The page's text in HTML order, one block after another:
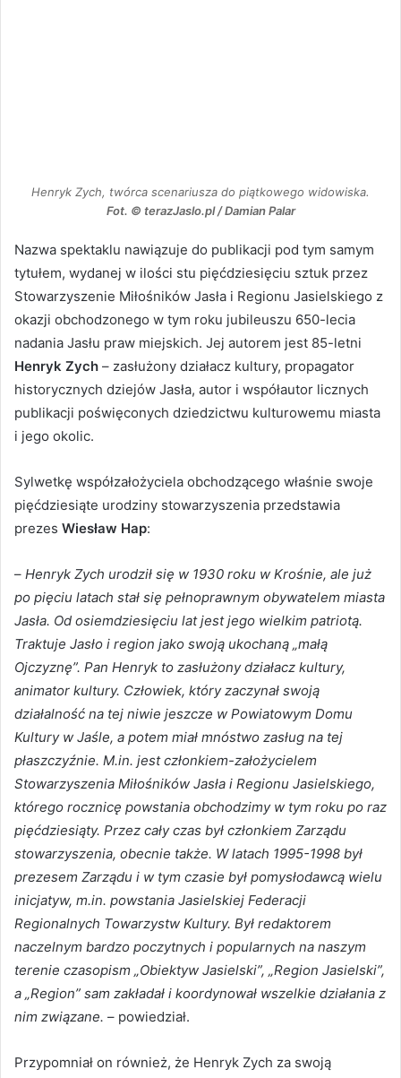
Henryk Zych, twórca scenariusza do piątkowego widowiska.
Fot. © terazJaslo.pl / Damian Palar
Nazwa spektaklu nawiązuje do publikacji pod tym samym
tytułem, wydanej w ilości stu pięćdziesięciu sztuk przez
Stowarzyszenie Miłośników Jasła i Regionu Jasielskiego z
okazji obchodzonego w tym roku jubileuszu 650-lecia
nadania Jasłu praw miejskich. Jej autorem jest 85-letni
Henryk Zych – zasłużony działacz kultury, propagator
historycznych dziejów Jasła, autor i współautor licznych
publikacji poświęconych dziedzictwu kulturowemu miasta
i jego okolic.
Sylwetkę współzałożyciela obchodzącego właśnie swoje
pięćdziesiąte urodziny stowarzyszenia przedstawia
prezes Wiesław Hap:
– Henryk Zych urodził się w 1930 roku w Krośnie, ale już
po pięciu latach stał się pełnoprawnym obywatelem miasta
Jasła. Od osiemdziesięciu lat jest jego wielkim patriotą.
Traktuje Jasło i region jako swoją ukochaną „małą
Ojczyznę”. Pan Henryk to zasłużony działacz kultury,
animator kultury. Człowiek, który zaczynał swoją
działalność na tej niwie jeszcze w Powiatowym Domu
Kultury w Jaśle, a potem miał mnóstwo zasług na tej
płaszczyźnie. M.in. jest członkiem-założycielem
Stowarzyszenia Miłośników Jasła i Regionu Jasielskiego,
którego rocznicę powstania obchodzimy w tym roku po raz
pięćdziesiąty. Przez cały czas był członkiem Zarządu
stowarzyszenia, obecnie także. W latach 1995-1998 był
prezesem Zarządu i w tym czasie był pomysłodawcą wielu
inicjatyw, m.in. powstania Jasielskiej Federacji
Regionalnych Towarzystw Kultury. Był redaktorem
naczelnym bardzo poczytnych i popularnych na naszym
terenie czasopism „Obiektyw Jasielski”, „Region Jasielski”,
a „Region” sam zakładał i koordynował wszelkie działania z
nim związane. – powiedział.
Przypomniał on również, że Henryk Zych za swoją